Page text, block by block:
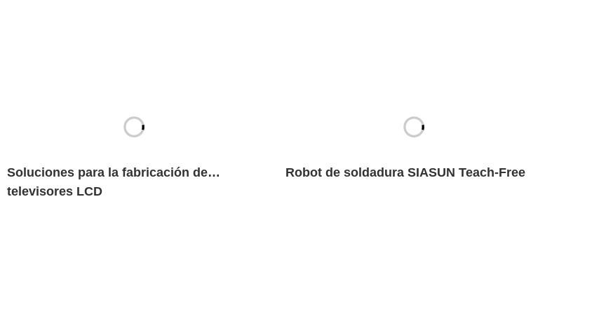
Soluciones para la fabricación de
televisores LCD
Robot de soldadura SIASUN Teach-Free